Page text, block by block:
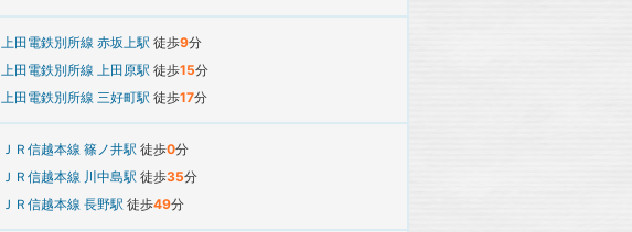
上田電鉄別所線 赤坂上駅 徒歩9分
上田電鉄別所線 上田原駅 徒歩15分
上田電鉄別所線 三好町駅 徒歩17分
ＪＲ信越本線 篠ノ井駅 徒歩0分
ＪＲ信越本線 川中島駅 徒歩35分
ＪＲ信越本線 長野駅 徒歩49分